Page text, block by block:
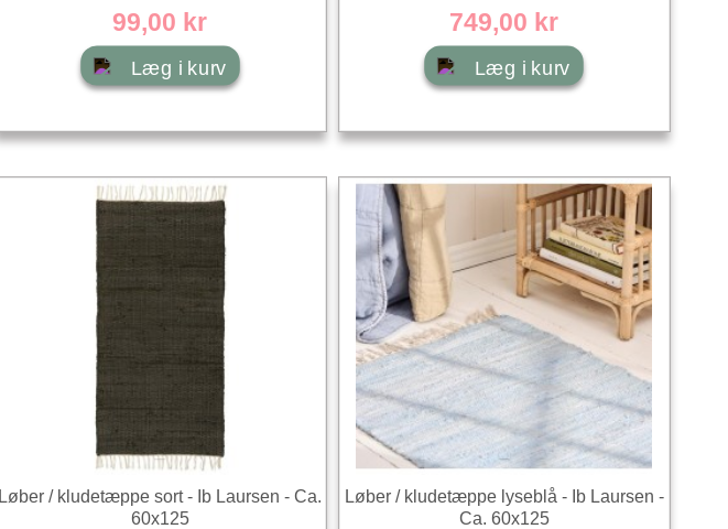
99,00 kr
Læg i kurv
749,00 kr
Læg i kurv
Løber / kludetæppe sort - Ib Laursen - Ca.
60x125
Løber / kludetæppe lyseblå - Ib Laursen -
Ca. 60x125